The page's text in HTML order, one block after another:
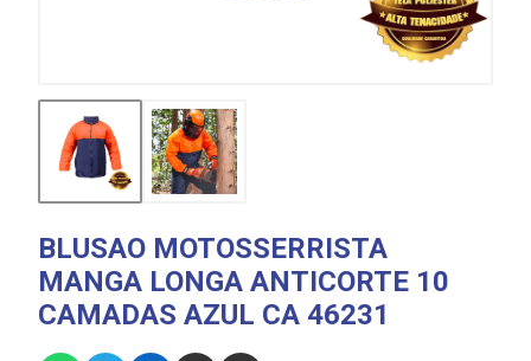
BLUSAO MOTOSSERRISTA
MANGA LONGA ANTICORTE 10
CAMADAS AZUL CA 46231